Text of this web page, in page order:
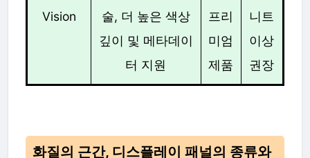
Vision
술, 더 높은 색상
깊이 및 메타데이
터 지원
프리
미엄
제품
니트
이상
권장
화질의 근간, 디스플레이 패널의 종류와